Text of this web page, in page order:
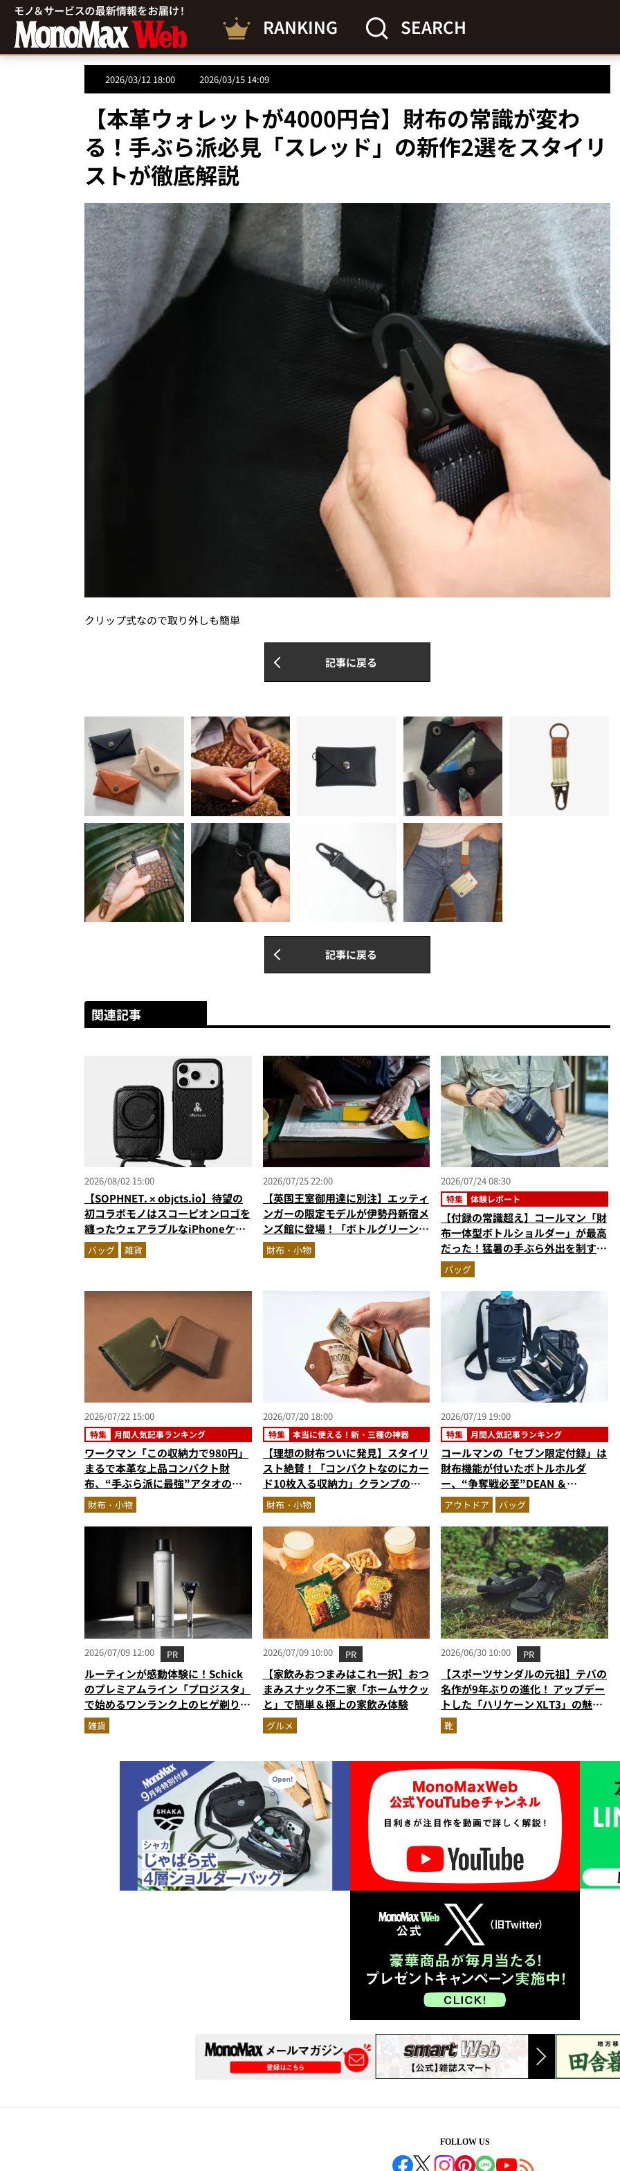
RANKING SEARCH
2026/03/12 18:00 2026/03/15 14:09
【本革ウォレットが4000円台】財布の常識が変わ
る！手ぶら派必見「スレッド」の新作2選をスタイリ
ストが徹底解説
クリップ式なので取り外しも簡単
記事に戻る
記事に戻る
関連記事
2026/08/02 15:00
【SOPHNET. × objcts.io】待望の
初コラボモノはスコーピオンロゴを
纏ったウェアラブルなiPhoneケー
ス！
バッグ 雑貨
2026/07/25 22:00
【英国王室御用達に別注】エッティ
ンガーの限定モデルが伊勢丹新宿メ
ンズ館に登場！「ボトルグリーン＆
ネイビー」2色の最高峰レザーグッ
ズに注目
財布・小物
2026/07/24 08:30
特集 体験レポート
【付録の常識超え】コールマン「財
布一体型ボトルショルダー」が最高
だった！猛暑の手ぶら外出を制す
『MonoMax8月号増刊』付録の実
力をスタイリストが徹底レポ
バッグ
2026/07/22 15:00
特集 月間人気記事ランキング
ワークマン「この収納力で980円」
まるで本革な上品コンパクト財
布、“手ぶら派に最強”アタオのオ
ールインワン…ほか【財布の人気記
事ランキングベスト3】（2026年6
月版）
財布・小物
2026/07/20 18:00
特集 本当に使える！新・三種の神器
【理想の財布ついに発見】スタイリ
スト絶賛！「コンパクトなのにカー
ド10枚入る収納力」クランプのア
コーディオンウォレットを徹底レビ
ュー。使い込むほどにツヤが出るプ
エブロレザーも優秀
財布・小物
2026/07/19 19:00
特集 月間人気記事ランキング
コールマンの「セブン限定付録」は
財布機能が付いたボトルホルダ
ー、“争奪戦必至”DEAN ＆
DELUCAの豪華2点セット…ほか
【付録の人気記事ランキングベスト
3】（2026年6月版）
アウトドア バッグ
2026/07/09 12:00 PR
ルーティンが感動体験に！Schick
のプレミアムライン「プロジスタ」
で始めるワンランク上のヒゲ剃り習
慣
雑貨
2026/07/09 10:00 PR
【家飲みおつまみはこれ一択】おつ
まみスナック不二家「ホームサクッ
と」で簡単＆極上の家飲み体験
グルメ
2026/06/30 10:00 PR
【スポーツサンダルの元祖】テバの
名作が9年ぶりの進化！ アップデー
トした「ハリケーン XLT3」の魅力
を識者があらゆる角度から徹底解
説！
靴
FOLLOW US